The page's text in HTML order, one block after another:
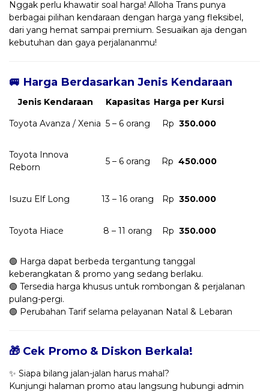
Nggak perlu khawatir soal harga! Alloha Trans punya
berbagai pilihan kendaraan dengan harga yang fleksibel,
dari yang hemat sampai premium. Sesuaikan aja dengan
kebutuhan dan gaya perjalananmu!
🚐 Harga Berdasarkan Jenis Kendaraan
Jenis Kendaraan Kapasitas Harga per Kursi
Toyota Avanza / Xenia 5 – 6 orang Rp 350.000
Toyota Innova
Reborn
5 – 6 orang Rp 450.000
Isuzu Elf Long 13 – 16 orang Rp 350.000
Toyota Hiace 8 – 11 orang Rp 350.000
🟢 Harga dapat berbeda tergantung tanggal
keberangkatan & promo yang sedang berlaku.
🟢 Tersedia harga khusus untuk rombongan & perjalanan
pulang-pergi.
🟢 Perubahan Tarif selama pelayanan Natal & Lebaran
🎁 Cek Promo & Diskon Berkala!
✨ Siapa bilang jalan-jalan harus mahal?
Kunjungi halaman promo atau langsung hubungi admin